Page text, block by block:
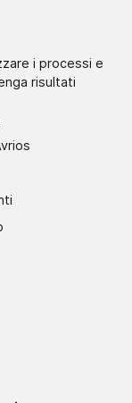
i processi e
risultati